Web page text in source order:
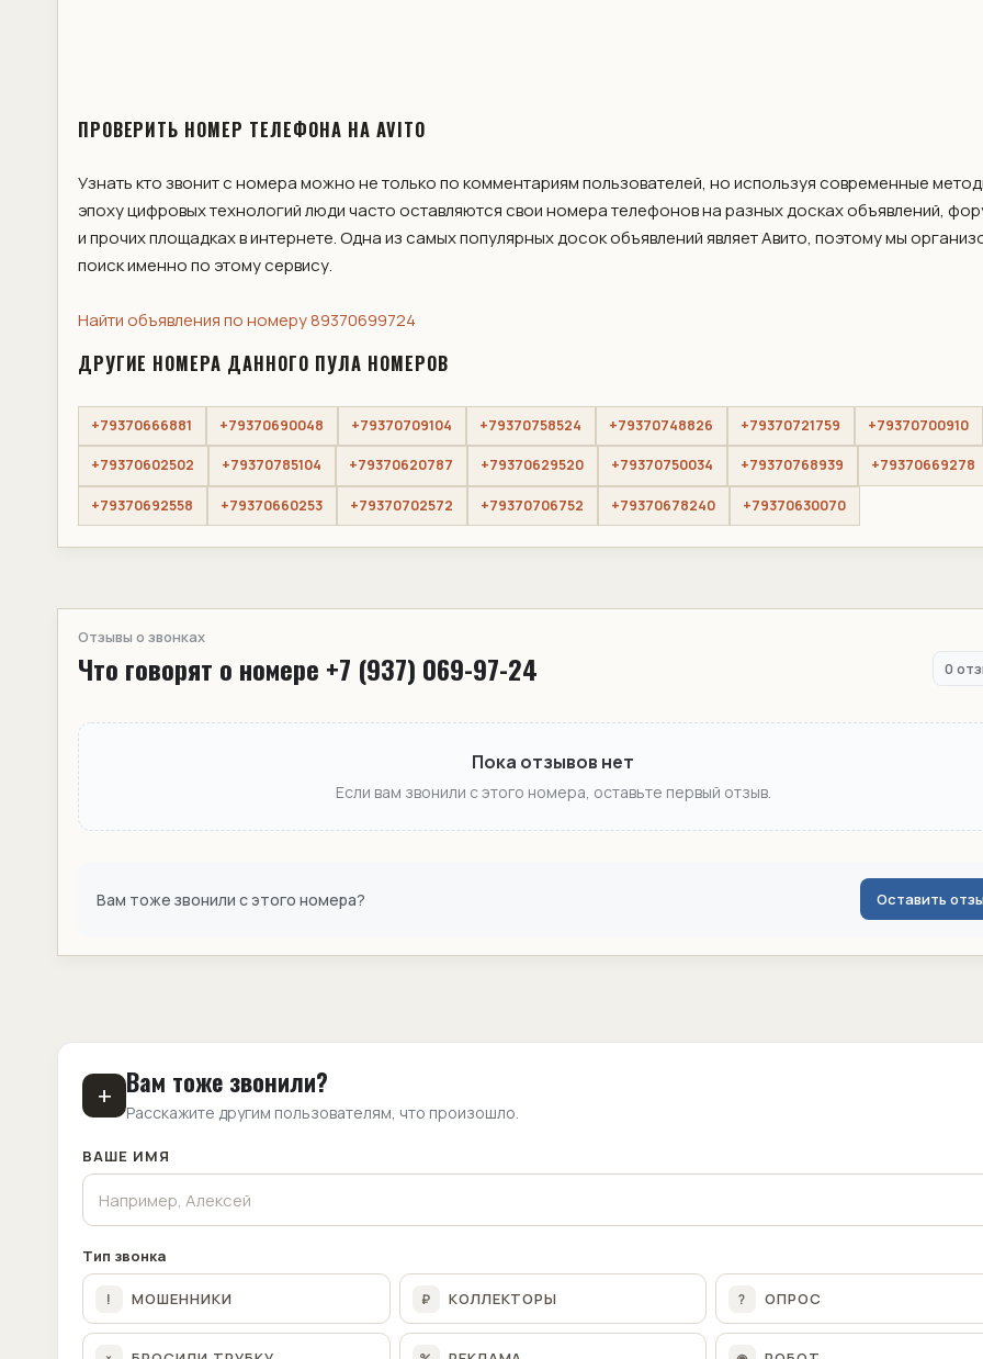
ПРОВЕРИТЬ НОМЕР ТЕЛЕФОНА НА AVITO
Узнать кто звонит с номера можно не только по комментариям пользователей, но используя современные
эпоху цифровых технологий люди часто оставляются свои номера телефонов на разных досках объявлений,
и прочих площадках в интернете. Одна из самых популярных досок объявлений являет Авито, поэтому мы
поиск именно по этому сервису.
Найти объявления по номеру 89370699724
ДРУГИЕ НОМЕРА ДАННОГО ПУЛА НОМЕРОВ
+79370666881 +79370690048 +79370709104 +79370758524 +79370748826 +79370721759 +79370700910
+79370602502 +79370785104 +79370620787 +79370629520 +79370750034 +79370768939 +79370669278
+79370692558 +79370660253 +79370702572 +79370706752 +79370678240 +79370630070
Отзывы о звонках
Что говорят о номере +7 (937) 069-97-24 0
Пока отзывов нет
Если вам звонили с этого номера, оставьте первый отзыв.
Вам тоже звонили с этого номера? Оставить
+ Вам тоже звонили?
Расскажите другим пользователям, что произошло.
ВАШЕ ИМЯ
Тип звонка
! МОШЕННИКИ ₽ КОЛЛЕКТОРЫ ? ОПРОС